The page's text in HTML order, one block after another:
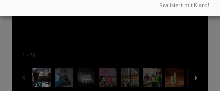
1 / 29
Realisiert mit Klaro!